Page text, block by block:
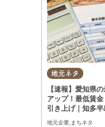
地元ネタ
【速報】愛知県
アップ！最低賃
引き上げ｜知多
地元企業, まちネタ